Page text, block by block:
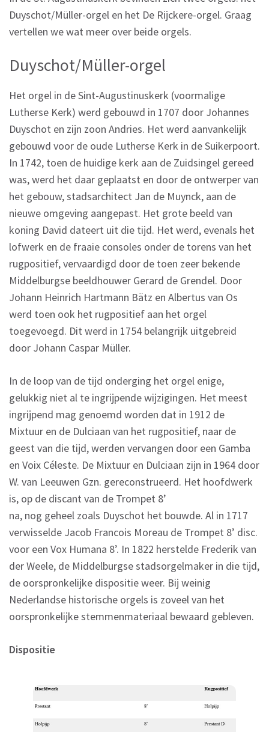
Duyschot/Müller-orgel en het De Rijckere-orgel. Graag
vertellen we wat meer over beide orgels.
Duyschot/Müller-orgel
Het orgel in de Sint-Augustinuskerk (voormalige
Lutherse Kerk) werd gebouwd in 1707 door Johannes
Duyschot en zijn zoon Andries. Het werd aanvankelijk
gebouwd voor de oude Lutherse Kerk in de Suikerpoort.
In 1742, toen de huidige kerk aan de Zuidsingel gereed
was, werd het daar geplaatst en door de ontwerper van
het gebouw, stadsarchitect Jan de Muynck, aan de
nieuwe omgeving aangepast. Het grote beeld van
koning David dateert uit die tijd. Het werd, evenals het
lofwerk en de fraaie consoles onder de torens van het
rugpositief, vervaardigd door de toen zeer bekende
Middelburgse beeldhouwer Gerard de Grendel. Door
Johann Heinrich Hartmann Bätz en Albertus van Os
werd toen ook het rugpositief aan het orgel
toegevoegd. Dit werd in 1754 belangrijk uitgebreid
door Johann Caspar Müller.
In de loop van de tijd onderging het orgel enige,
gelukkig niet al te ingrijpende wijzigingen. Het meest
ingrijpend mag genoemd worden dat in 1912 de
Mixtuur en de Dulciaan van het rugpositief, naar de
geest van die tijd, werden vervangen door een Gamba
en Voix Céleste. De Mixtuur en Dulciaan zijn in 1964 door
W. van Leeuwen Gzn. gereconstrueerd. Het hoofdwerk
is, op de discant van de Trompet 8’
na, nog geheel zoals Duyschot het bouwde. Al in 1717
verwisselde Jacob Francois Moreau de Trompet 8’ disc.
voor een Vox Humana 8’. In 1822 herstelde Frederik van
der Weele, de Middelburgse stadsorgelmaker in die tijd,
de oorspronkelijke dispositie weer. Bij weinig
Nederlandse historische orgels is zoveel van het
oorspronkelijke stemmenmateriaal bewaard gebleven.
Dispositie